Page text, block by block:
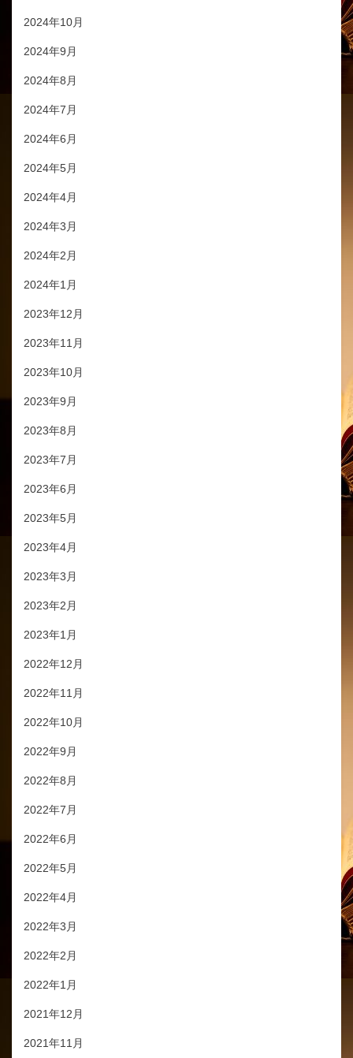
2024年10月
2024年9月
2024年8月
2024年7月
2024年6月
2024年5月
2024年4月
2024年3月
2024年2月
2024年1月
2023年12月
2023年11月
2023年10月
2023年9月
2023年8月
2023年7月
2023年6月
2023年5月
2023年4月
2023年3月
2023年2月
2023年1月
2022年12月
2022年11月
2022年10月
2022年9月
2022年8月
2022年7月
2022年6月
2022年5月
2022年4月
2022年3月
2022年2月
2022年1月
2021年12月
2021年11月